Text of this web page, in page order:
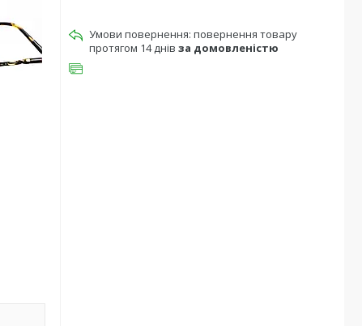
повернення товару
протягом 14 днів за домовленістю